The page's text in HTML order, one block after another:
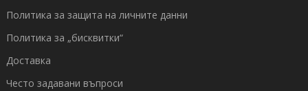
Политика за защита на личните данни
Политика за „бисквитки“
Доставка
Често задавани въпроси